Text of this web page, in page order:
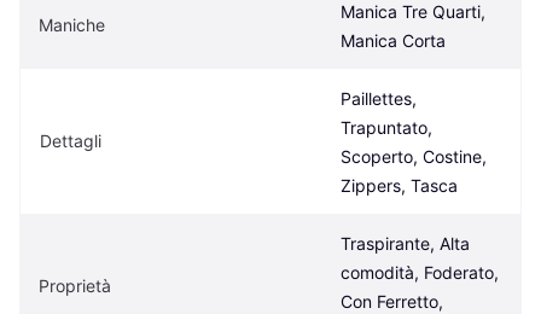
Maniche
Manica Tre Quarti,
Manica Corta
Dettagli
Paillettes,
Trapuntato,
Scoperto, Costine,
Zippers, Tasca
Proprietà
Traspirante, Alta
comodità, Foderato,
Con Ferretto,